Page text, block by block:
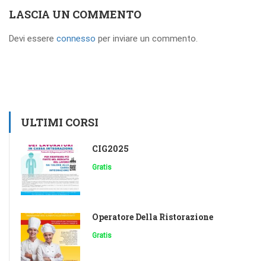
LASCIA UN COMMENTO
Devi essere connesso per inviare un commento.
ULTIMI CORSI
CIG2025
Gratis
Operatore Della Ristorazione
Gratis